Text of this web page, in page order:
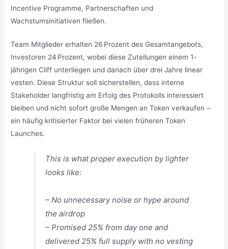
Incentive Programme, Partnerschaften und
Wachstumsinitiativen fließen.
Team Mitglieder erhalten 26 Prozent des Gesamtangebots,
Investoren 24 Prozent, wobei diese Zuteilungen einem 1-
jährigen Cliff unterliegen und danach über drei Jahre linear
vesten. Diese Struktur soll sicherstellen, dass interne
Stakeholder langfristig am Erfolg des Protokolls interessiert
bleiben und nicht sofort große Mengen an Token verkaufen –
ein häufig kritisierter Faktor bei vielen früheren Token
Launches.
This is what proper execution by lighter
looks like:
– No unnecessary noise or hype around
the airdrop
– Promised 25% from day one and
delivered 25% full supply with no vesting